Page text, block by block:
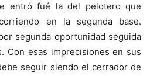
entró fué la del pelotero que
en la segunda base.
segunda oportunidad seguida
Con esas imprecisiones en sus
seguir siendo el cerrador de